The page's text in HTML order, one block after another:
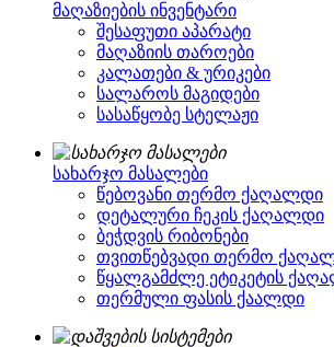
მაღაზიების ინვენტარი
შესაფუთი აპარატი
მაღაზიის თაროები
კალათები & ურიკები
სალაროს მაგიდები
სასაწყობე სტელაჟი
სახარჯო მასალები
წებოვანი თერმო ქაღალდი
დეტალური ჩეკის ქაღალდი
ბეჭდვის რიბონები
თვითწებვადი თერმო
წყალგამძლე ეტიკეტის
თერმული ფასის ქაალდი